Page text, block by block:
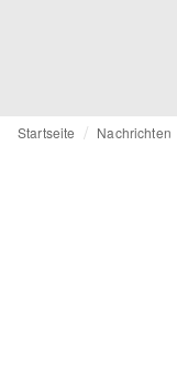
Startseite Nachrichten